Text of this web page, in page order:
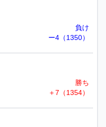
負け
ー4（1350）
勝ち
＋7（1354）